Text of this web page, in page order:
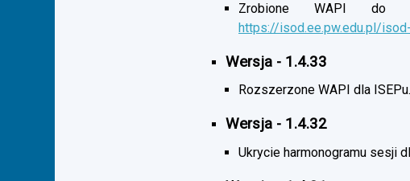
Zrobione WAPI do
https://isod.ee.pw.edu.pl/
Wersja - 1.4.33
Rozszerzone WAPI dla ISEPu.
Wersja - 1.4.32
Ukrycie harmonogramu sesji